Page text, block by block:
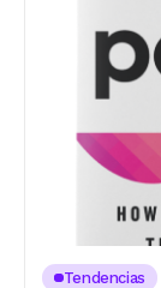
Tendencias